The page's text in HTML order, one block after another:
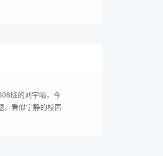
班的刘宇晴，今
，看似宁静的校园